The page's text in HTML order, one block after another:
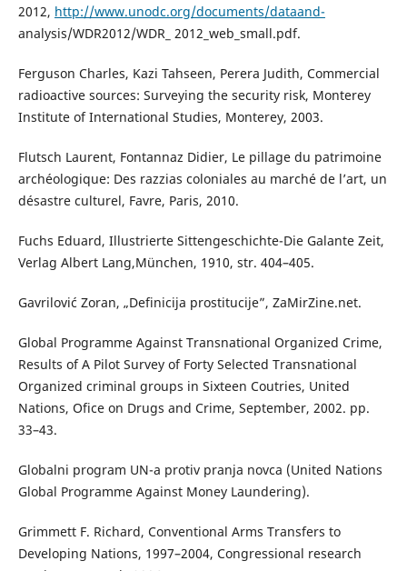
2012, http://www.unodc.org/documents/dataand-
analysis/WDR2012/WDR_ 2012_web_small.pdf.
Ferguson Charles, Kazi Tahseen, Perera Judith, Commercial
radioactive sources: Surveying the security risk, Monterey
Institute of International Studies, Monterey, 2003.
Flutsch Laurent, Fontannaz Didier, Le pillage du patrimoine
archéologique: Des razzias coloniales au marché de l’art, un
désastre culturel, Favre, Paris, 2010.
Fuchs Eduard, Illustrierte Sittengeschichte-Die Galante Zeit,
Verlag Albert Lang,München, 1910, str. 404–405.
Gavrilović Zoran, „Definicija prostitucije”, ZaMirZine.net.
Global Programme Against Transnational Organized Crime,
Results of A Pilot Survey of Forty Selected Transnational
Organized criminal groups in Sixteen Coutries, United
Nations, Ofice on Drugs and Crime, September, 2002. pp.
33–43.
Globalni program UN-a protiv pranja novca (United Nations
Global Programme Against Money Laundering).
Grimmett F. Richard, Conventional Arms Transfers to
Developing Nations, 1997–2004, Congressional research